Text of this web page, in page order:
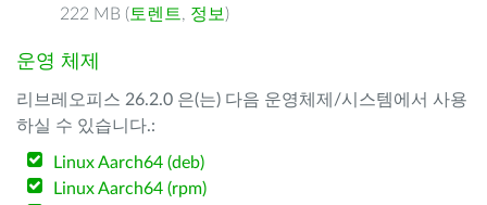
222 MB ( 토렌트, 정보 )
운영 체제
리브레오피스 26.2.0 은(는) 다음 운영체제/시스템에서 사용
하실 수 있습니다.:
Linux Aarch64 (deb)
Linux Aarch64 (rpm)